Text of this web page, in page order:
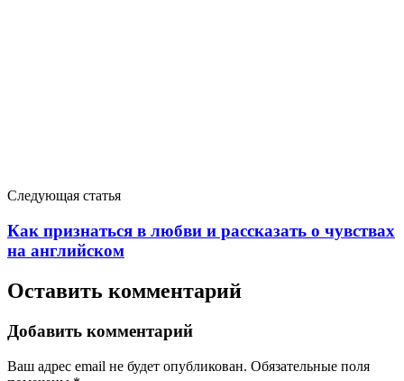
Следующая статья
Как признаться в любви и рассказать о чувствах
на английском
Оставить комментарий
Добавить комментарий
Ваш адрес email не будет опубликован. Обязательные поля